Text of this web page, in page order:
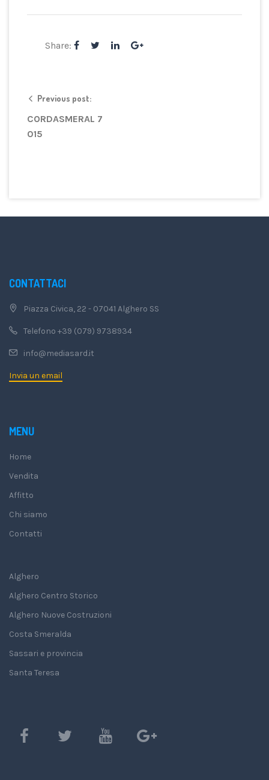
Share:
Previous post:
CORDASMERAL 7
015
CONTATTACI
Piazza Civica, 22 - 07041 Alghero SS
Telefono +39 (079) 9738934
info@mediasard.it
Invia un email
MENU
Home
Vendita
Affitto
Chi siamo
Contatti
Alghero
Alghero Centro Storico
Alghero Nuove Costruzioni
Costa Smeralda
Sassari e provincia
Santa Teresa